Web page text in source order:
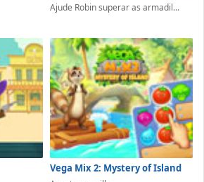
Ajude Robin superar as armadil...
Vega Mix 2: Mystery of Island